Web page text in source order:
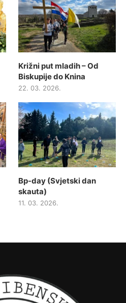
Križni put mladih – Od
Biskupije do Knina
22. 03. 2026.
Bp-day (Svjetski dan
skauta)
11. 03. 2026.